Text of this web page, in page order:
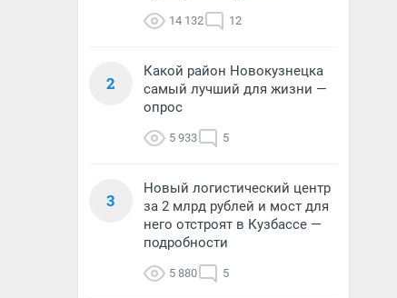
14 132 12
2
Какой район Новокузнецка
самый лучший для жизни —
опрос
5 933 5
3
Новый логистический центр
за 2 млрд рублей и мост для
него отстроят в Кузбассе —
подробности
5 880 5